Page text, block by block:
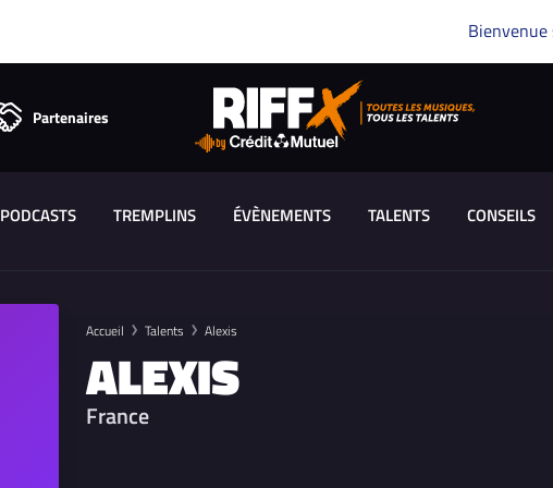
Bienvenue
Partenaires
PODCASTS TREMPLINS ÉVÈNEMENTS TALENTS CONSEILS
Accueil Talents Alexis
ALEXIS
France